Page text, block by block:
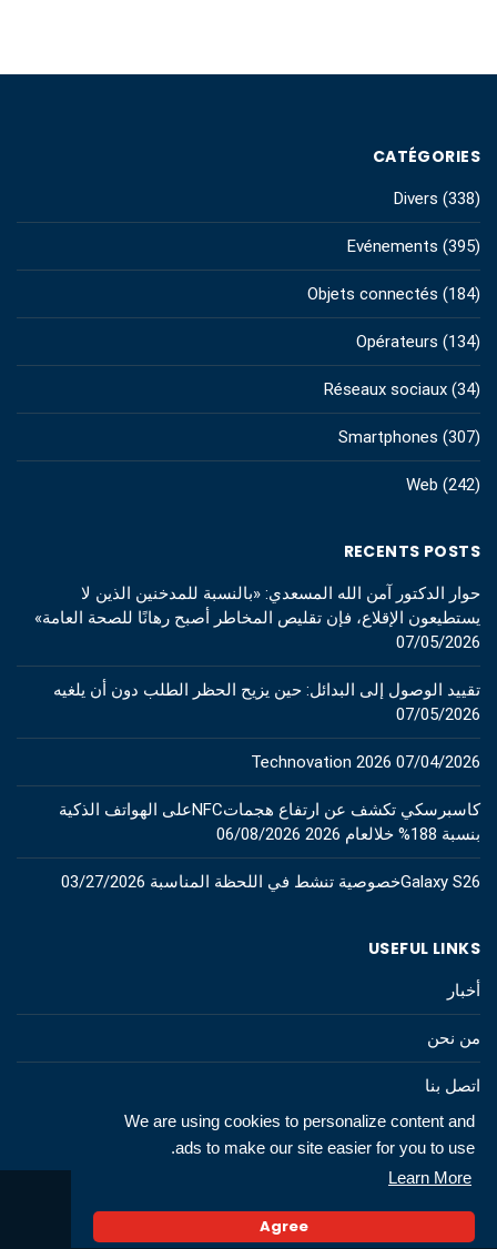
We are using cookies to personalize content and
ads to make our site easier for you to use.
Learn More
Agree
CATÉGORIES
Divers (338)
Evénements (395)
Objets connectés (184)
Opérateurs (134)
Réseaux sociaux (34)
Smartphones (307)
Web (242)
RECENTS POSTS
حوار الدكتور آمن الله المسعدي: «بالنسبة للمدخنين الذين لا
يستطيعون الإقلاع، فإن تقليص المخاطر أصبح رهانًا للصحة العامة»
07/05/2026
تقييد الوصول إلى البدائل: حين يزيح الحظر الطلب دون أن يلغيه
07/05/2026
Technovation 2026 07/04/2026
كاسبرسكي تكشف عن ارتفاع هجماتNFCعلى الهواتف الذكية
بنسبة 188% خلالعام 2026
06/08/2026
Galaxy S26خصوصية تنشط في اللحظة المناسبة 03/27/2026
USEFUL LINKS
أخبار
من نحن
اتصل بنا
© 2026 All rights to technews.tn